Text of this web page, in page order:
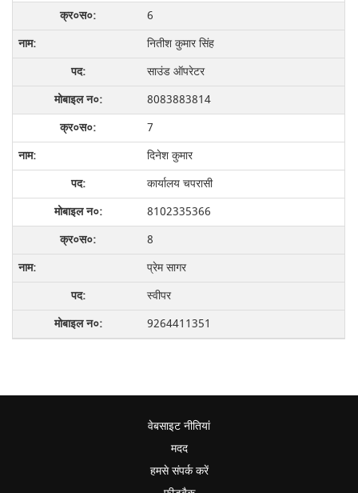
6
नितीश कुमार सिंह
साउंड ऑपरेटर
8083883814
7
दिनेश कुमार
कार्यालय चपरासी
8102335366
8
प्रेम सागर
स्वीपर
9264411351
वेबसाइट नीतियां
मदद
हमसे संपर्क करें